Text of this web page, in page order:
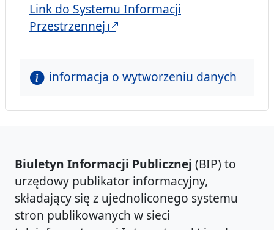
Link do Systemu Informacji
Przestrzennej
informacja o wytworzeniu danych
Biuletyn Informacji Publicznej (BIP) to
urzędowy publikator informacyjny,
składający się z ujednoliconego systemu
stron publikowanych w sieci